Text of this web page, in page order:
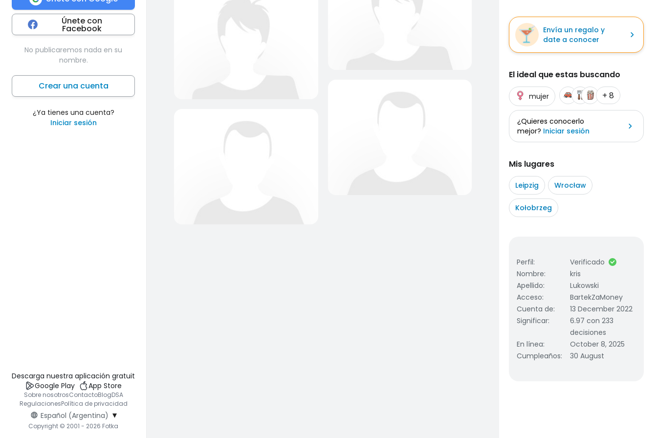
Únete con
Facebook
No publicaremos nada en su
nombre.
Crear una cuenta
¿Ya tienes una cuenta?
Iniciar sesión
Descarga nuestra aplicación gratuita
Google Play
App Store
Sobre nosotrosContactoBlogDSA
RegulacionesPolítica de privacidad
Español (Argentina) ▾
Copyright © 2001 - 2026 Fotka
Envía un regalo y
date a conocer
El ideal que estas buscando
mujer + 8
¿Quieres conocerlo
mejor? Iniciar sesión
Mis lugares
Leipzig Wrocław
Kołobrzeg
Perfil:
Verificado
Nombre:
kris
Apellido:
Lukowski
Acceso:
BartekZaMoney
Cuenta de:
13 December 2022
Significar:
6.97 con 233
decisiones
En línea:
October 8, 2025
Cumpleaños: 30 August